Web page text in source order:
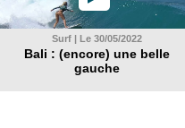
Surf | Le 30/05/2022
Bali : (encore) une belle
gauche